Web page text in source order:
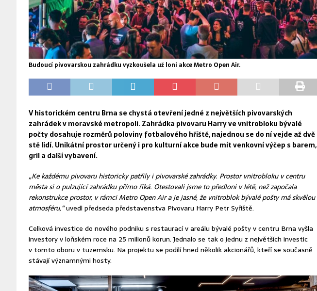
Budoucí pivovarskou zahrádku vyzkoušela už loni akce Metro Open Air.
V historickém centru Brna se chystá otevření jedné z největších pivovarských
zahrádek v moravské metropoli. Zahrádka pivovaru Harry ve vnitrobloku bývalé
počty dosahuje rozměrů poloviny fotbalového hřiště, najednou se do ní vejde až dvě
stě lidí. Unikátní prostor určený i pro kulturní akce bude mít venkovní výčep s barem,
gril a další vybavení.
„Ke každému pivovaru historicky patřily i pivovarské zahrádky. Prostor vnitrobloku v centru
města si o pulzující zahrádku přímo říká. Otestovali jsme to předloni v létě, než započala
rekonstrukce prostor, v rámci Metro Open Air a je jasné, že vnitroblok bývalé pošty má skvělou
atmosféru,“uvedl předseda představenstva Pivovaru Harry Petr Syřiště.
Celková investice do nového podniku s restaurací v areálu bývalé pošty v centru Brna vyšla
investory v loňském roce na 25 milionů korun. Jednalo se tak o jednu z největších investic
v tomto oboru v tuzemsku. Na projektu se podílí hned několik akcionářů, kteří se současně
stávají významnými hosty.